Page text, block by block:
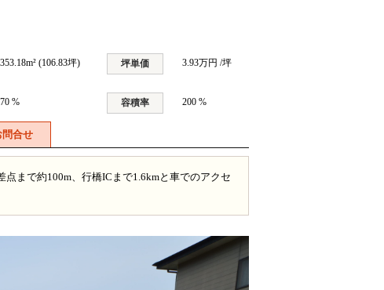
353.18m² (106.83坪) 坪単価 3.93万円 /坪
70 % 容積率 200 %
問合せ
まで約100m、行橋ICまで1.6kmと車でのアクセ